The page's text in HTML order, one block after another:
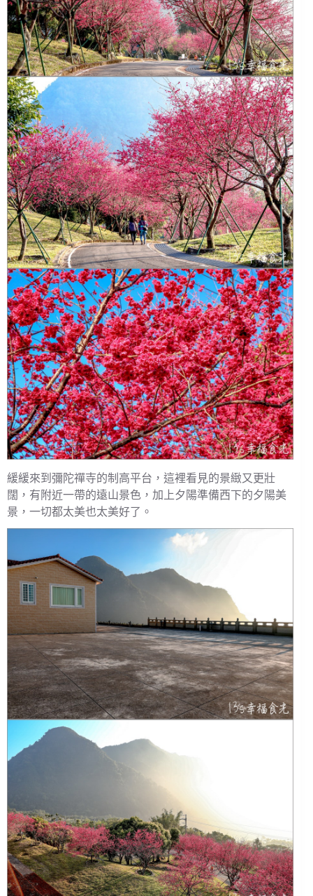
緩緩來到彌陀禪寺的制高平台，這裡看見的景緻又更壯
闊，有附近一帶的遠山景色，加上夕陽準備西下的夕陽美
景，一切都太美也太美好了。